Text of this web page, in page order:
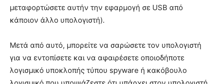
μεταφορτώσετε αυτήν την εφαρμογή σε USB από
κάποιον άλλο υπολογιστή).
Μετά από αυτό, μπορείτε να σαρώσετε τον υπολογιστή
για να εντοπίσετε και να αφαιρέσετε οποιοδήποτε
λογισμικό υποκλοπής τύπου spyware ή κακόβουλο